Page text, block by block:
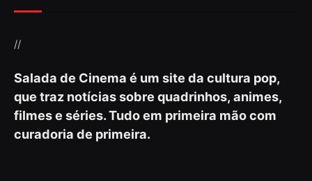
//
Salada de Cinema é um site da cultura pop,
que traz notícias sobre quadrinhos, animes,
filmes e séries. Tudo em primeira mão com
curadoria de primeira.